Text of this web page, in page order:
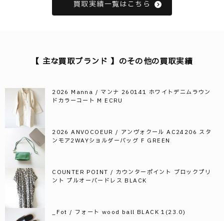
買取実績一覧はこちら
【 主な買取ブランド 】のその他の買取実績
2026 Manna / マンナ 260141 ホワイトデニムラウン
ドカラーコート M ECRU
2026 ANVOCOEUR / アンヴォクール AC24206 スタ
ンモア2WAYショルダーバッグ F GREEN
COUNTER POINT / カウンターポイント ブロックプリ
ント プルオーバードレス BLACK
_Fot / フォート wood ball BLACK 1(23.0)